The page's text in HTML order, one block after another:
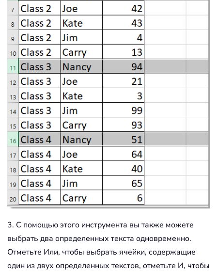
3. С помощью этого инструмента вы также можете
выбрать два определенных текста одновременно.
Отметьте Или, чтобы выбрать ячейки, содержащие
один из двух определенных текстов, отметьте И, чтобы